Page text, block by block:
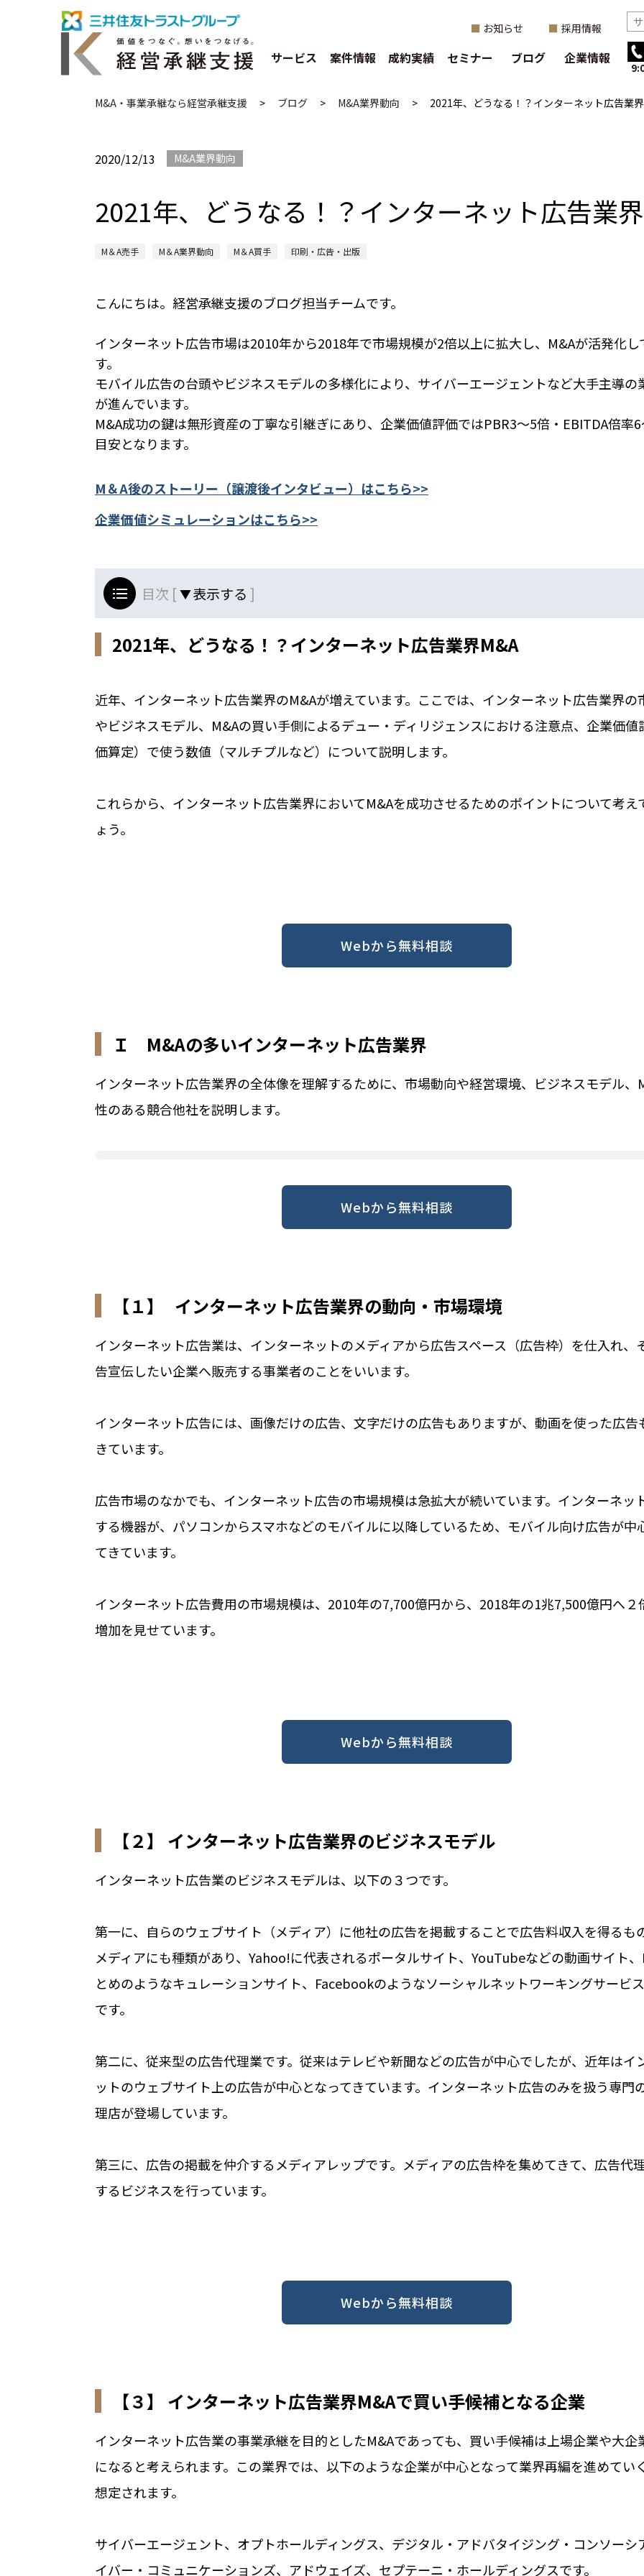
お知らせ 採用情報
サービス 案件情報 成約実績 セミナー ブログ 企業情報
M&A・事業承継なら経営承継支援 > ブログ > M&A業界動向 > 2021年、どうなる！？インターネット広告業
2020/12/13 M&A業界動向
2021年、どうなる！？インターネット広告業
M＆A売手 M＆A業界動向 M＆A買手 印刷・広告・出版
こんにちは。経営承継支援のブログ担当チームです。
インターネット広告市場は2010年から2018年で市場規模が2倍以上に拡大し、M&Aが活発化し
す。
モバイル広告の台頭やビジネスモデルの多様化により、サイバーエージェントなど大手主導の
が進んでいます。
M&A成功の鍵は無形資産の丁寧な引継ぎにあり、企業価値評価ではPBR3〜5倍・EBITDA倍率
目安となります。
M＆A後のストーリー（譲渡後インタビュー）はこちら>>
企業価値シミュレーションはこちら>>
目次 [ ]
2021年、どうなる！？インターネット広告業界M&A
近年、インターネット広告業界のM&Aが増えています。ここでは、インターネット広告業界の
やビジネスモデル、M&Aの買い手側によるデュー・ディリジェンスにおける注意点、企業価値
価算定）で使う数値（マルチプルなど）について説明します。
これらから、インターネット広告業界においてM&Aを成功させるためのポイントについて考え
ょう。
Webから無料相談
Ｉ M&Aの多いインターネット広告業界
インターネット広告業界の全体像を理解するために、市場動向や経営環境、ビジネスモデル、
性のある競合他社を説明します。
Webから無料相談
【１】 インターネット広告業界の動向・市場環境
インターネット広告業は、インターネットのメディアから広告スペース（広告枠）を仕入れ、
告宣伝したい企業へ販売する事業者のことをいいます。
インターネット広告には、画像だけの広告、文字だけの広告もありますが、動画を使った広告
きています。
広告市場のなかでも、インターネット広告の市場規模は急拡大が続いています。インターネッ
する機器が、パソコンからスマホなどのモバイルに以降しているため、モバイル向け広告が中
てきています。
インターネット広告費用の市場規模は、2010年の7,700億円から、2018年の1兆7,500億円へ２
増加を見せています。
Webから無料相談
【２】 インターネット広告業界のビジネスモデル
インターネット広告業のビジネスモデルは、以下の３つです。
第一に、自らのウェブサイト（メディア）に他社の広告を掲載することで広告料収入を得るも
メディアにも種類があり、Yahoo!に代表されるポータルサイト、YouTubeなどの動画サイト、
とめのようなキュレーションサイト、Facebookのようなソーシャルネットワーキングサービ
です。
第二に、従来型の広告代理業です。従来はテレビや新聞などの広告が中心でしたが、近年はイ
ットのウェブサイト上の広告が中心となってきています。インターネット広告のみを扱う専門
理店が登場しています。
第三に、広告の掲載を仲介するメディアレップです。メディアの広告枠を集めてきて、広告代
するビジネスを行っています。
Webから無料相談
【３】 インターネット広告業界M&Aで買い手候補となる企業
インターネット広告業の事業承継を目的としたM&Aであっても、買い手候補は上場企業や大企
になると考えられます。この業界では、以下のような企業が中心となって業界再編を進めてい
想定されます。
サイバーエージェント、オプトホールディングス、デジタル・アドバタイジング・コンソーシ
イバー・コミュニケーションズ、アドウェイズ、セプテーニ・ホールディングスです。